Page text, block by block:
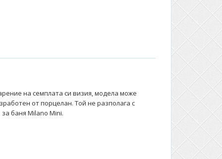
на семплата си визия, модела може
от порцелан. Той не разполага с
баня Milano Mini.